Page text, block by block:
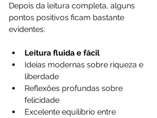
Depois da leitura completa, alguns
pontos positivos ficam bastante
evidentes:
Leitura fluida e fácil
Ideias modernas sobre riqueza e
liberdade
Reflexões profundas sobre
felicidade
Excelente equilíbrio entre